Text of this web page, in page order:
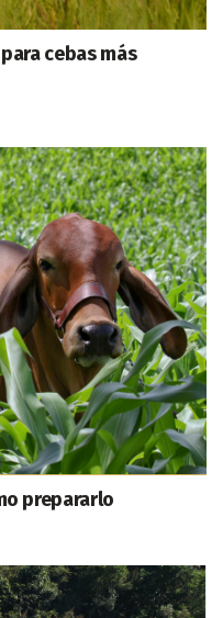
cebas más
prepararlo